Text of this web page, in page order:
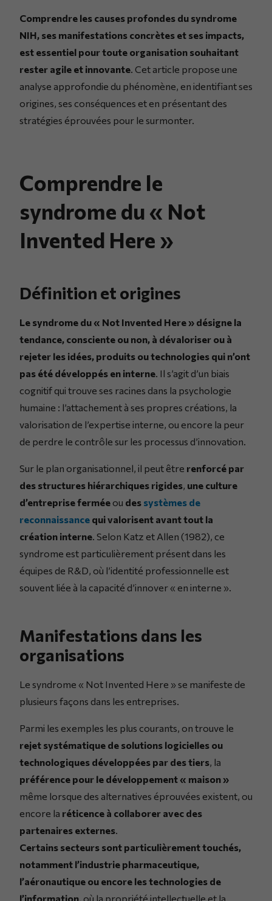
Comprendre les causes profondes du syndrome
NIH, ses manifestations concrètes et ses impacts,
est essentiel pour toute organisation souhaitant
rester agile et innovante. Cet article propose une
analyse approfondie du phénomène, en identifiant ses
origines, ses conséquences et en présentant des
stratégies éprouvées pour le surmonter.
Comprendre le
syndrome du « Not
Invented Here »
Définition et origines
Le syndrome du « Not Invented Here » désigne la
tendance, consciente ou non, à dévaloriser ou à
rejeter les idées, produits ou technologies qui n’ont
pas été développés en interne. Il s’agit d’un biais
cognitif qui trouve ses racines dans la psychologie
humaine : l’attachement à ses propres créations, la
valorisation de l’expertise interne, ou encore la peur
de perdre le contrôle sur les processus d’innovation.
Sur le plan organisationnel, il peut être renforcé par
des structures hiérarchiques rigides, une culture
d’entreprise fermée ou des systèmes de
reconnaissance qui valorisent avant tout la
création interne. Selon Katz et Allen (1982), ce
syndrome est particulièrement présent dans les
équipes de R&D, où l’identité professionnelle est
souvent liée à la capacité d’innover « en interne ».
Manifestations dans les
organisations
Le syndrome « Not Invented Here » se manifeste de
plusieurs façons dans les entreprises.
Parmi les exemples les plus courants, on trouve le
rejet systématique de solutions logicielles ou
technologiques développées par des tiers, la
préférence pour le développement « maison »
même lorsque des alternatives éprouvées existent, ou
encore la réticence à collaborer avec des
partenaires externes.
Certains secteurs sont particulièrement touchés,
notamment l’industrie pharmaceutique,
l’aéronautique ou encore les technologies de
l’information, où la propriété intellectuelle et la